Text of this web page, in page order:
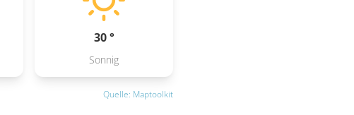
30 °
Sonnig
Quelle: Maptoolkit